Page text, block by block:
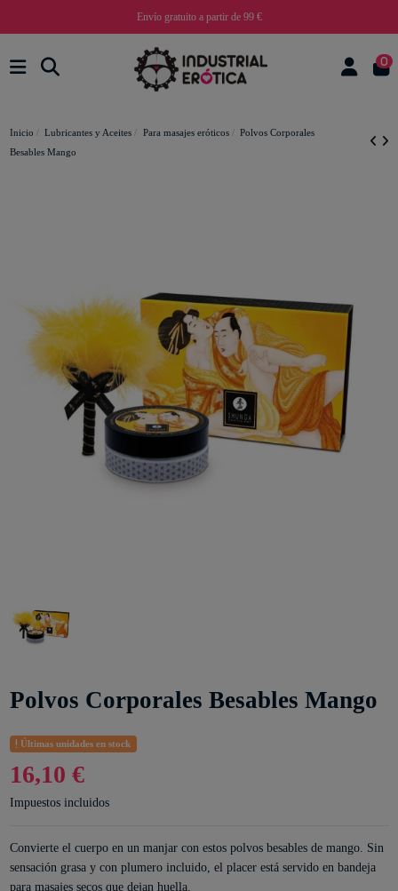
Envío gratuito a partir de 99 €
0
Inicio Lubricantes y Aceites Para masajes eróticos
Polvos Corporales
Besables Mango
Polvos Corporales Besables Mango
Últimas unidades en stock
16,10 €
Impuestos incluidos
Convierte el cuerpo en un manjar con estos polvos besables de mango. Sin
sensación grasa y con plumero incluido, el placer está servido en bandeja
para masajes secos que dejan huella.